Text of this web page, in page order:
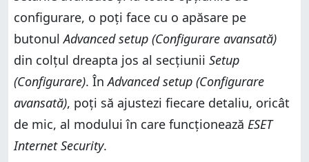
configurare, o poți face cu o apăsare pe
butonulAdvanced setup (Configurare avansată)
din colțul dreapta jos al secțiunii Setup
(Configurare). ÎnAdvanced setup (Configurare
avansată), poți să ajustezi fiecare detaliu, oricât
de mic, al modului în care funcționează ESET
Internet Security.